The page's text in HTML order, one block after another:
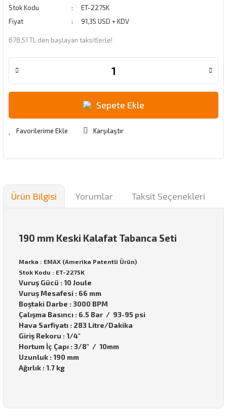
Stok Kodu
ET-2275K
Fiyat
91,35 USD + KDV
678,51 TL den başlayan taksitlerle!
Sepete Ekle
Karşılaştır
Ürün Bilgisi Yorumlar Taksit Seçenekleri
190 mm Keski Kalafat Tabanca Seti
Marka : EMAX (Amerika Patentli Ürün)
Stok Kodu : ET-2275K
Vuruş Gücü : 10 Joule
Vuruş Mesafesi : 66 mm
Boştaki Darbe : 3000 BPM
Çalışma Basıncı : 6.5 Bar / 93-95 psi
Hava Sarfiyatı : 283 Litre/Dakika
Giriş Rekoru : 1/4"
Hortum İç Çapı : 3/8" / 10mm
Uzunluk : 190 mm
Ağırlık : 1.7 kg